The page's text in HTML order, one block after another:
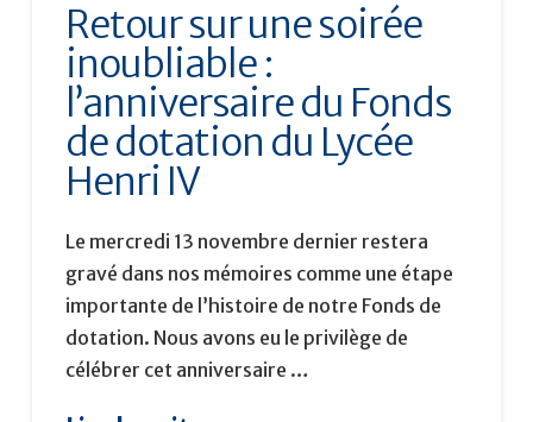
Retour sur une soirée
inoubliable :
l’anniversaire du Fonds
de dotation du Lycée
Henri IV
Le mercredi 13 novembre dernier restera
gravé dans nos mémoires comme une étape
importante de l’histoire de notre Fonds de
dotation. Nous avons eu le privilège de
célébrer cet anniversaire …